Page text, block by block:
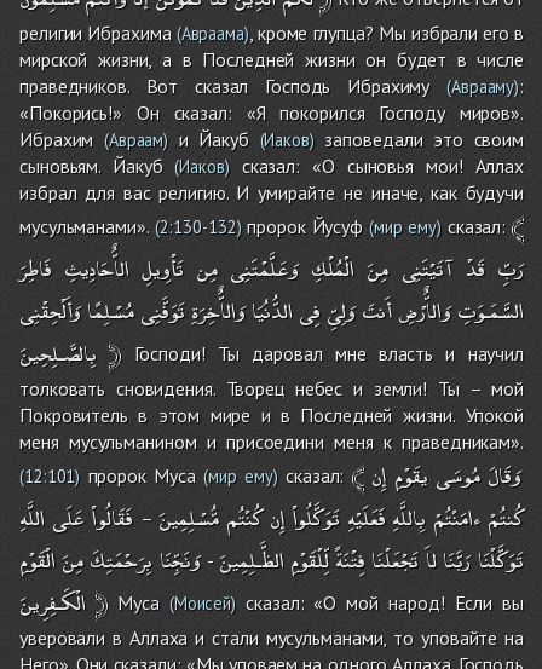
религии Ибрахима(Авраама), кроме глупца? Мы избрали его в
мирской жизни, а в Последней жизни он будет в числе
праведников. Вот сказал Господь Ибрахиму(Аврааму):
«Покорись!» Он сказал: «Я покорился Господу миров».
Ибрахим (Авраам) и Йакуб(Иаков)заповедали это своим
сыновьям. Йакуб(Иаков)сказал: «О сыновья мои! Аллах
избрал для вас религию. И умирайте не иначе, как будучи
мусульманами».(2:130-132)пророк Йусуф (мир ему) сказал:﴾
رَبِّ قَدْ آتَيْتَنِى مِنَ الْمُلْكِ وَعَلَّمْتَنِى مِن تَأْوِيلِ الاٌّحَادِيثِ فَاطِرَ
السَّمَـوَتِوَالاٌّرْضِأَنتَوَلِىِّفِىالدُّنُيَاوَالاٌّخِرَةِتَوَفَّنِىمُسْلِمًاوَأَلْحِقْنِى
بِالصَّـلِحِينَ ﴿Господи! Ты даровал мне власть и научил
толковать сновидения. Творец небес и земли! Ты – мой
Покровитель в этом мире и в Последней жизни. Упокой
меня мусульманином и присоедини меня к праведникам».
(12:101) пророк Муса(мир ему)сказал: ﴾ وَقَالَ مُوسَى يقَوْمِ إِن
كُنتُمْءامَنْتُمْبِاللَّهِفَعَلَيْهِتَوَكَّلُواْإِن كُنْتُممُّسْلِمِينَ –فَقَالُواْعَلَى اللَّهِ
تَوَكَّلْنَارَبَّنَالاَتَجْعَلْنَافِتْنَةًلِّلْقَوْمِالظَّـلِمِينَ -وَنَجِّنَابِرَحْمَتِكَمِنَالْقَوْمِ
الْكَـفِرِينَ ﴿Муса(Моисей) сказал: «О мой народ! Если вы
уверовали в Аллаха и стали мусульманами, то уповайте на